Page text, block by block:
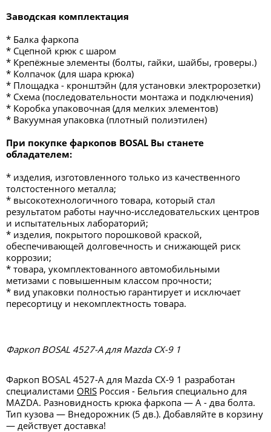
Заводская комплектация
* Балка фаркопа
* Сцепной крюк с шаром
* Крепёжные элементы (болты, гайки, шайбы, гроверы.)
* Колпачок (для шара крюка)
* Площадка - кронштэйн (для установки электророзетки)
* Схема (последовательности монтажа и подключения)
* Коробка упаковочная (для мелких элементов)
* Вакуумная упаковка (плотный полиэтилен)
При покупке фаркопов BOSAL Вы станете
обладателем:
* изделия, изготовленного только из качественного
толстостенного металла;
* высокотехнологичного товара, который стал
результатом работы научно-исследовательских центров
и испытательных лабораторий;
* изделия, покрытого порошковой краской,
обеспечивающей долговечность и снижающей риск
коррозии;
* товара, укомплектованного автомобильными
метизами с повышенным классом прочности;
* вид упаковки полностью гарантирует и исключает
пересортицу и некомплектность товара.
Фаркоп BOSAL 4527-A для Mazda СХ-9 1
Фаркоп BOSAL 4527-A для Mazda СХ-9 1 разработан
специалистами ORIS Россия - Бельгия специально для
MAZDA. Разновидность крюка фаркопа — А - два болта.
Тип кузова — Внедорожник (5 дв.). Добавляйте в корзину
— действует доставка!